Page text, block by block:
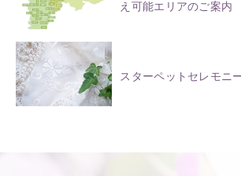
え可能エリアのご案内
スターペットセレモニ